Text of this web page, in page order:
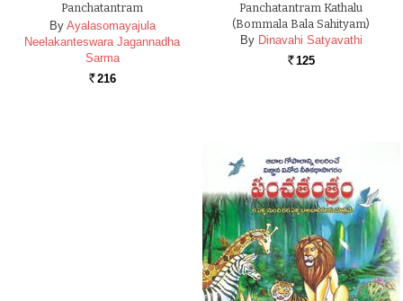
Panchatantram
By Ayalasomayajula
Neelakanteswara Jagannadha
Sarma
Rs. 216
Panchatantram Kathalu
(Bommala Bala Sahityam)
By Dinavahi Satyavathi
Rs. 125